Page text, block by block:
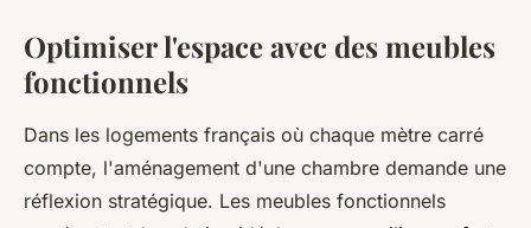
Optimiser l'espace avec des meubles
fonctionnels
Dans les logements français où chaque mètre carré
compte, l'aménagement d'une chambre demande une
réflexion stratégique. Les meubles fonctionnels